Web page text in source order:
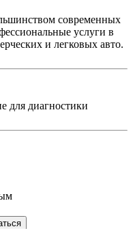
современных
услуги в
и легковых авто.
для диагностики